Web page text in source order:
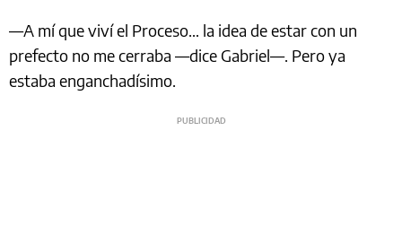
—A mí que viví el Proceso… la idea de estar con un
prefecto no me cerraba —dice Gabriel—. Pero ya
estaba enganchadísimo.